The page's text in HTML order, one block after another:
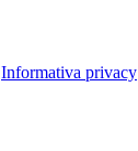
Informativa privacy